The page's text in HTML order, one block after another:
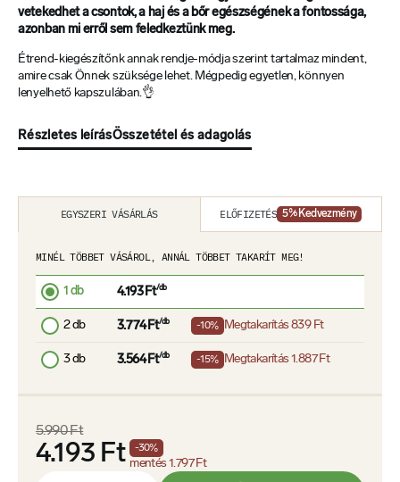
vetekedhet a csontok, a haj és a bőr egészségének a fontossága,
azonban mi erről sem feledkeztünk meg.
Étrend-kiegészítőnk annak rendje-módja szerint tartalmaz mindent,
amire csak Önnek szüksége lehet. Mégpedig egyetlen, könnyen
lenyelhető kapszulában.👌
Részletes leírásÖsszetétel és adagolás
EGYSZERI VÁSÁRLÁS ELŐFIZETÉS 5% Kedvezmény
MINÉL TÖBBET VÁSÁROL, ANNÁL TÖBBET TAKARÍT MEG!
1 db 4.193 Ft/db
2 db 3.774 Ft/db -10% Megtakarítás839 Ft
3 db 3.564 Ft/db -15% Megtakarítás1.887 Ft
4.193 Ft
5.990 Ft
-30%
mentés1.797 Ft